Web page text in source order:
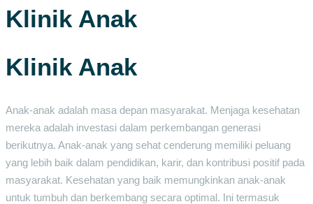
Klinik Anak
Klinik Anak
Anak-anak adalah masa depan masyarakat. Menjaga kesehatan
mereka adalah investasi dalam perkembangan generasi
berikutnya. Anak-anak yang sehat cenderung memiliki peluang
yang lebih baik dalam pendidikan, karir, dan kontribusi positif pada
masyarakat. Kesehatan yang baik memungkinkan anak-anak
untuk tumbuh dan berkembang secara optimal. Ini termasuk